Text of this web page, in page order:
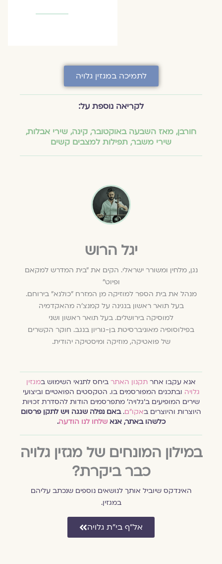
לתמיכה במגזין גלויה
לקריאה נוספת על:
חורבן,מאז השבעה באוקטובר,קינה,שירי אבלות,
שירי משבר,תפילות למצבים קשים
יגל הרוש
נגן, מלחין ומשורר ישראלי. הקים את "בית המדרש למקאם
ופיוט"
מנהל את בית הספר למוזיקה מן המזרח "כולנא" בירוחם.
בעל תואר ראשון בנגינה על קמנצ'ה מהאקדמיה
למוסיקה בירושלים. בעל תואר ראשון ושני
בפילוסופיה מאוניברסיטת בן-גוריון בנגב. חוקר הקשרים
של פואטיקה, מוזיקה ומיסטיקה יהודית.
אנא עקבו אחרתקנון האתרביחס לתנאי השימוש ב מגזין
גלויהובתכנים המפורסמים בו. הטקסטים הפואטיים וביצועי
שירים המופיעים ב׳גלויה׳ מתפרסמים הודות להסדרת זכויות
היוצרות והיוצרים ב אקו״ם.באם נפלה שגגה ויש לתקן פרסום
כלשהו באתר, אנאשלחו לנו הודעה.
במילון המונחים של מגזין גלויה
כבר ביקרת?
האינדקס שיוביל אותך לנושאים נוספים שנכתב עליהם
במגזין.
אל״ף בי״ת גלויה